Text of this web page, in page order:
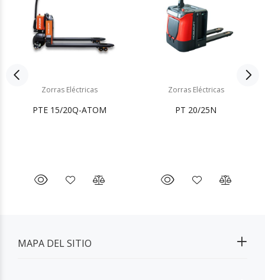
Zorras Eléctricas
PTE 15/20Q-ATOM
Zorras Eléctricas
PT 20/25N
MAPA DEL SITIO